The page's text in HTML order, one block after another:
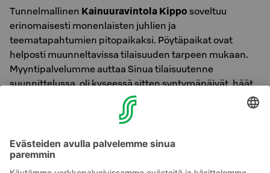
Tunnelmallinen Kainuuravintola Kippo soveltuu
erinomaisesti monenlaisten juhlien ja
teematapahtumien pitopaikaksi. Pöytäpaikat ovat
helposti muunneltavissa tilaisuuden tarpeen mukaan.
Myyntipalvelumme auttaa Sinua tilaisuutenne
suunnittelussa, oli kyseessä sitten syntymäpäivät, häät,
peijaiset, pikkujoulut tai vaikka kaveriporukan
Lisätietoja: